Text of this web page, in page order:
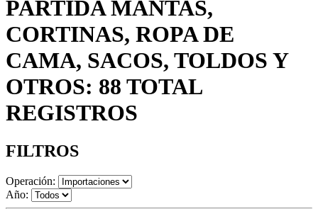
PARTIDA MANTAS,
CORTINAS, ROPA DE
CAMA, SACOS, TOLDOS Y
OTROS: 88 TOTAL
REGISTROS
FILTROS
Operación:
Año: